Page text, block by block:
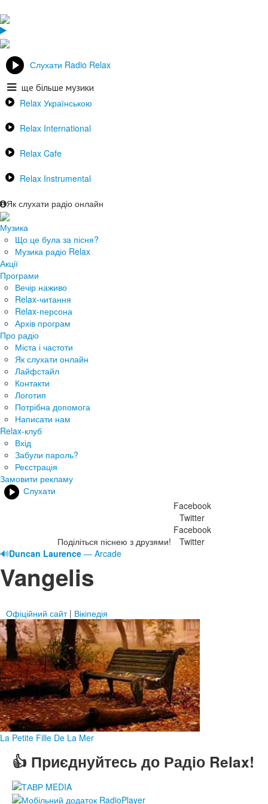
Слухати Radio Relax
ще більше музики
Relax Українською
Relax International
Relax Cafe
Relax Instrumental
Як слухати радіо онлайн
Музика
Що це була за пісня?
Музика радіо Relax
Акції
Програми
Вечір наживо
Relax-читання
Relax-персона
Архів програм
Про радіо
Міста і частоти
Як слухати онлайн
Лайфстайл
Контакти
Логотип
Потрібна допомога
Написати нам
Relax-клуб
Вхід
Забули пароль?
Реєстрація
Замовити рекламу
Слухати
Поділіться піснею з друзями!
Facebook
Twitter
Facebook
Twitter
🔊Duncan Laurence — Arcade
Vangelis
Офіційний сайт| Вікіпедія
La Petite Fille De La Mer
👍 Приєднуйтесь до Радіо Relax!